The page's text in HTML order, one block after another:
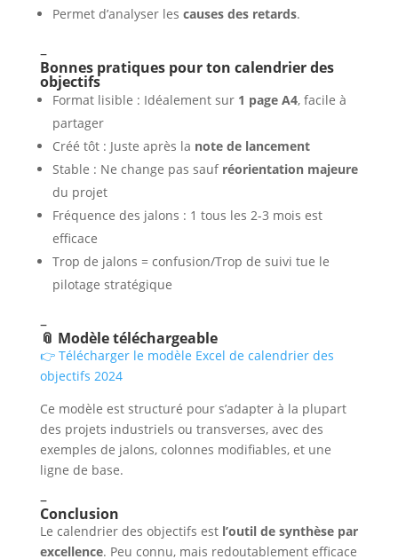
Permet d’analyser les causes des retards.
–
Bonnes pratiques pour ton calendrier des
objectifs
Format lisible : Idéalement sur 1 page A4, facile à
partager
Créé tôt : Juste après la note de lancement
Stable : Ne change pas sauf réorientation majeure
du projet
Fréquence des jalons : 1 tous les 2-3 mois est
efficace
Trop de jalons = confusion/Trop de suivi tue le
pilotage stratégique
–
📎 Modèle téléchargeable
👉 Télécharger le modèle Excel de calendrier des
objectifs 2024
Ce modèle est structuré pour s’adapter à la plupart
des projets industriels ou transverses, avec des
exemples de jalons, colonnes modifiables, et une
ligne de base.
–
Conclusion
Le calendrier des objectifs est l’outil de synthèse par
excellence. Peu connu, mais redoutablement efficace